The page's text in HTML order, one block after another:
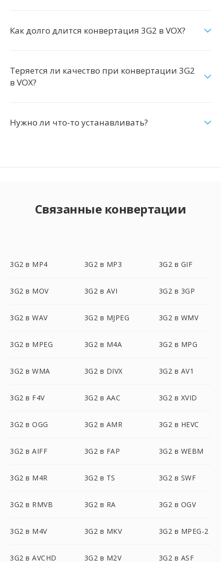
Как долго длится конвертация 3G2 в VOX?
Теряется ли качество при конвертации 3G2
в VOX?
Нужно ли что-то устанавливать?
Связанные конвертации
3G2 в MP4 3G2 в MP3 3G2 в GIF
3G2 в MOV 3G2 в AVI 3G2 в 3GP
3G2 в WAV 3G2 в MJPEG 3G2 в WMV
3G2 в MPEG 3G2 в M4A 3G2 в MPG
3G2 в WMA 3G2 в DIVX 3G2 в AV1
3G2 в F4V 3G2 в AAC 3G2 в XVID
3G2 в OGG 3G2 в AMR 3G2 в HEVC
3G2 в AIFF 3G2 в FAP 3G2 в WEBM
3G2 в M4R 3G2 в TS 3G2 в SWF
3G2 в RMVB 3G2 в RA 3G2 в OGV
3G2 в M4V 3G2 в MKV 3G2 в MPEG-2
3G2 в AVCHD 3G2 в M2V 3G2 в ASF